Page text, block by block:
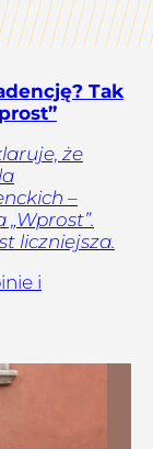
Tak
że
–
liczniejsza.
i